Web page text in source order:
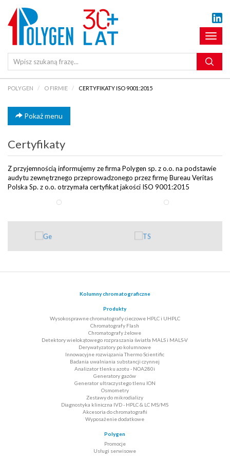
Pokaż
menu
POLYGEN O FIRMIE CERTYFIKATY ISO 9001:2015
Pokaż menu
Certyfikaty
Z przyjemnością informujemy ze firma Polygen sp. z o.o. na podstawie
audytu zewnętrznego przeprowadzonego przez firmę Bureau Veritas
Polska Sp. z o.o. otrzymała certyfikat jakości ISO 9001:2015
Kolumny chromatograficzne
Produkty
Wysokosprawne chromatografy cieczowe HPLC i UHPLC
Chromatografy Flash
Chromatografy żelowe
Detektory wielokątowego rozpraszania światła MALS i MALS-V
Derywatyzatory po kolumnowe
Innowacyjne rozwiązania Thermo Scientific
Badania uwalniania substancji czynnej
Analizator tlenku azotu - NOA280i
Generatory gazów
Generator ultraczystego tlenu ION
Osmometry
Zestawy do mikrodializy
Diagnostyka kliniczna IVD - HPLC & LC MS/MS
Akcesoria do chromatografii
Wyposażenie dodatkowe
Polygen
Promocje
Usługi serwisowe